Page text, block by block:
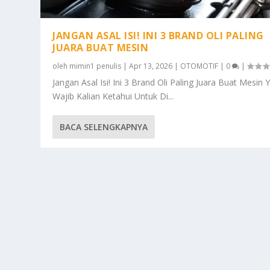
JANGAN ASAL ISI! INI 3 BRAND OLI PALING
JUARA BUAT MESIN
oleh mimin1 penulis |Apr 13, 2026 OTOMOTIF 0 |
Jangan Asal Isi! Ini 3 Brand Oli Paling Juara Buat Mesin
Wajib Kalian Ketahui Untuk Di...
BACA SELENGKAPNYA